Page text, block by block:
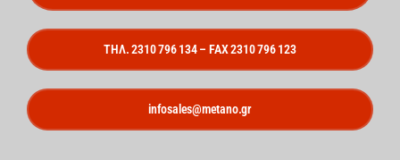
ΤΗΛ. 2310 796 134 – FAX 2310 796 123
infosales@metano.gr